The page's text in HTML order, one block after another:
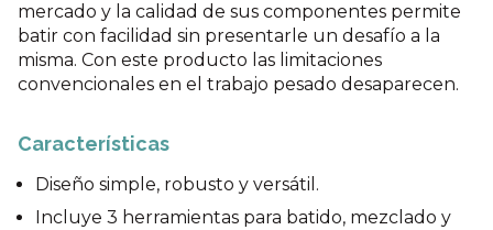
mercado y la calidad de sus componentes permite
batir con facilidad sin presentarle un desafío a la
misma. Con este producto las limitaciones
convencionales en el trabajo pesado desaparecen.
Características
Diseño simple, robusto y versátil.
Incluye 3 herramientas para batido, mezclado y